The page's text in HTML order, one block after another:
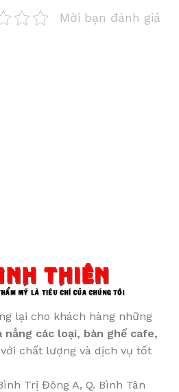
Mời bạn đánh giá
lại cho khách hàng những
nắng các loại, bàn ghế cafe,
với chất lượng và dịch vụ tốt
Trị Đông A, Q. Bình Tân